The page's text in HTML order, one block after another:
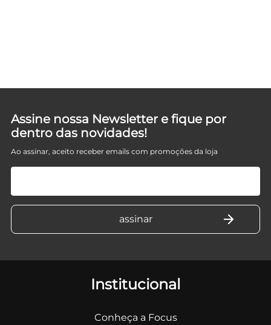
Assine nossa Newsletter e fique por
dentro das novidades!
Ao assinar, aceito receber emails com promoções da loja
Institucional
Conheça a Focus